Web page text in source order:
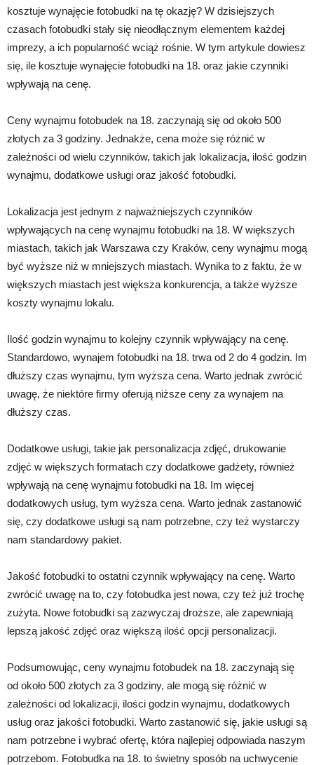
kosztuje wynajęcie fotobudki na tę okazję? W dzisiejszych
czasach fotobudki stały się nieodłącznym elementem każdej
imprezy, a ich popularność wciąż rośnie. W tym artykule dowiesz
się, ile kosztuje wynajęcie fotobudki na 18. oraz jakie czynniki
wpływają na cenę.
Ceny wynajmu fotobudek na 18. zaczynają się od około 500
złotych za 3 godziny. Jednakże, cena może się różnić w
zależności od wielu czynników, takich jak lokalizacja, ilość godzin
wynajmu, dodatkowe usługi oraz jakość fotobudki.
Lokalizacja jest jednym z najważniejszych czynników
wpływających na cenę wynajmu fotobudki na 18. W większych
miastach, takich jak Warszawa czy Kraków, ceny wynajmu mogą
być wyższe niż w mniejszych miastach. Wynika to z faktu, że w
większych miastach jest większa konkurencja, a także wyższe
koszty wynajmu lokalu.
Ilość godzin wynajmu to kolejny czynnik wpływający na cenę.
Standardowo, wynajem fotobudki na 18. trwa od 2 do 4 godzin. Im
dłuższy czas wynajmu, tym wyższa cena. Warto jednak zwrócić
uwagę, że niektóre firmy oferują niższe ceny za wynajem na
dłuższy czas.
Dodatkowe usługi, takie jak personalizacja zdjęć, drukowanie
zdjęć w większych formatach czy dodatkowe gadżety, również
wpływają na cenę wynajmu fotobudki na 18. Im więcej
dodatkowych usług, tym wyższa cena. Warto jednak zastanowić
się, czy dodatkowe usługi są nam potrzebne, czy też wystarczy
nam standardowy pakiet.
Jakość fotobudki to ostatni czynnik wpływający na cenę. Warto
zwrócić uwagę na to, czy fotobudka jest nowa, czy też już trochę
zużyta. Nowe fotobudki są zazwyczaj droższe, ale zapewniają
lepszą jakość zdjęć oraz większą ilość opcji personalizacji.
Podsumowując, ceny wynajmu fotobudek na 18. zaczynają się
od około 500 złotych za 3 godziny, ale mogą się różnić w
zależności od lokalizacji, ilości godzin wynajmu, dodatkowych
usług oraz jakości fotobudki. Warto zastanowić się, jakie usługi są
nam potrzebne i wybrać ofertę, która najlepiej odpowiada naszym
potrzebom. Fotobudka na 18. to świetny sposób na uchwycenie